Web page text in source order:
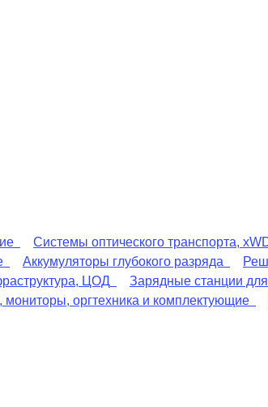
Системы оптического транспорта,
Аккумуляторы глубокого разряда
ЦОД Зарядные станции
мониторы, оргтехника и комплектующие